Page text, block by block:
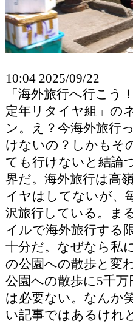
10:04 2025/09/22
「海外旅行へ行こう
定年リタイヤ組」の
ン。え？今海外旅行
けないの？しかもそ
ても行けないと結論
界だ。海外旅行は高
イヤはしてないが、
沢旅行している。ま
イルで海外旅行する
十分だ。なぜなら私
の公園への散歩と変
公園への散歩に5千
は必要ない。なんか
い記事ではあるけれ